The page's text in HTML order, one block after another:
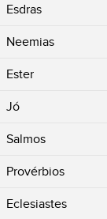
Esdras
Neemias
Ester
Jó
Salmos
Provérbios
Eclesiastes